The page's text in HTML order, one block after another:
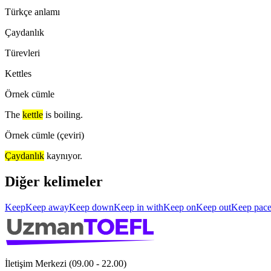
Türkçe anlamı
Çaydanlık
Türevleri
Kettles
Örnek cümle
The kettle is boiling.
Örnek cümle (çeviri)
Çaydanlık kaynıyor.
Diğer kelimeler
KeepKeep awayKeep downKeep in withKeep onKeep outKeep
İletişim Merkezi (09.00 - 22.00)